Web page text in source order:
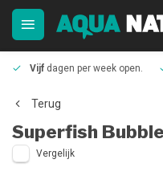
Vijf dagen per week open.
Terug
Superfish
Vergelijk